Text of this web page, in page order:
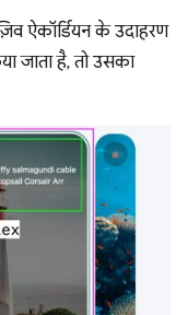
ऐकॉर्डियन के उदाहरण
जाता है, तो उसका